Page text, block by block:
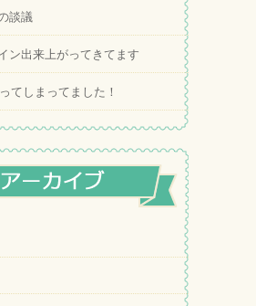
談議
ン出来上がってきてます
てしまってました！